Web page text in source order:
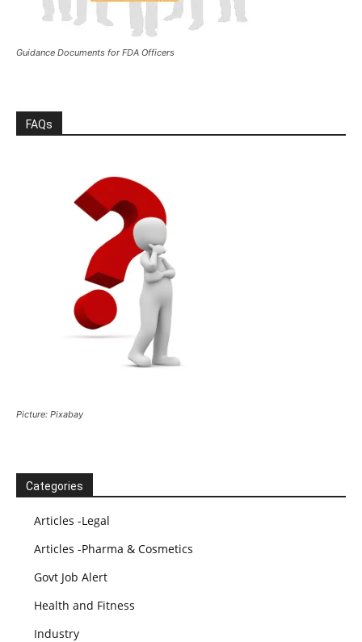
Guidance Documents for FDA Officers
FAQs
Picture: Pixabay
Categories
Articles -Legal
Articles -Pharma & Cosmetics
Govt Job Alert
Health and Fitness
Industry